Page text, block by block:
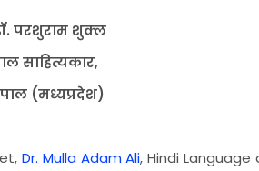
परशुराम शुक्ल
साहित्यकार,
(मध्यप्रदेश)
Dr. Mulla Adam Ali, Hindi Language